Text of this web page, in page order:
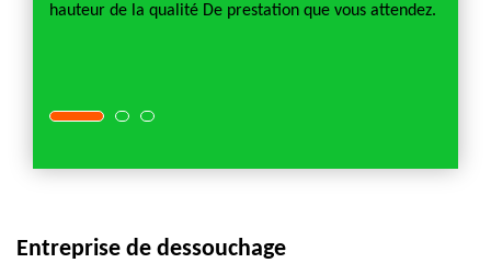
hauteur de la qualité De prestation que vous attendez.
Entreprise de dessouchage